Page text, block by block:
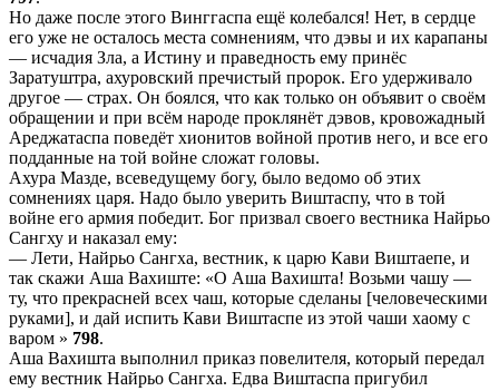
Но даже после этого Винггаспа ещё колебался! Нет, в сердце
его уже не осталось места сомнениям, что дэвы и их карапаны
— исчадия Зла, а Истину и праведность ему принёс
Заратуштра, ахуровский пречистый пророк. Его удерживало
другое — страх. Он боялся, что как только он объявит о своём
обращении и при всём народе проклянёт дэвов, кровожадный
Ареджатаспа поведёт хионитов войной против него, и все его
подданные на той войне сложат головы.
Ахура Мазде, всеведущему богу, было ведомо об этих
сомнениях царя. Надо было уверить Виштаспу, что в той
войне его армия победит. Бог призвал своего вестника Найрьо
Сангху и наказал ему:
— Лети, Найрьо Сангха, вестник, к царю Кави Виштаепе, и
так скажи Аша Вахиште: «О Аша Вахишта! Возьми чашу —
ту, что прекрасней всех чаш, которые сделаны [человеческими
руками], и дай испить Кави Виштаспе из этой чаши хаому с
варом » 798.
Аша Вахишта выполнил приказ повелителя, который передал
ему вестник Найрьо Сангха. Едва Виштаспа пригубил